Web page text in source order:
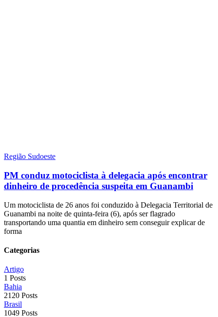
Região Sudoeste
PM conduz motociclista à delegacia após encontrar
dinheiro de procedência suspeita em Guanambi
Um motociclista de 26 anos foi conduzido à Delegacia Territorial de
Guanambi na noite de quinta-feira (6), após ser flagrado
transportando uma quantia em dinheiro sem conseguir explicar de
forma
Categorias
Artigo
1 Posts
Bahia
2120 Posts
Brasil
1049 Posts